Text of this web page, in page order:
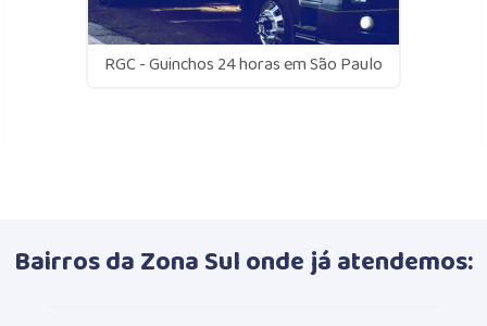
RGC - Guinchos 24 horas em São Paulo
Bairros da Zona Sul onde já atendemos: